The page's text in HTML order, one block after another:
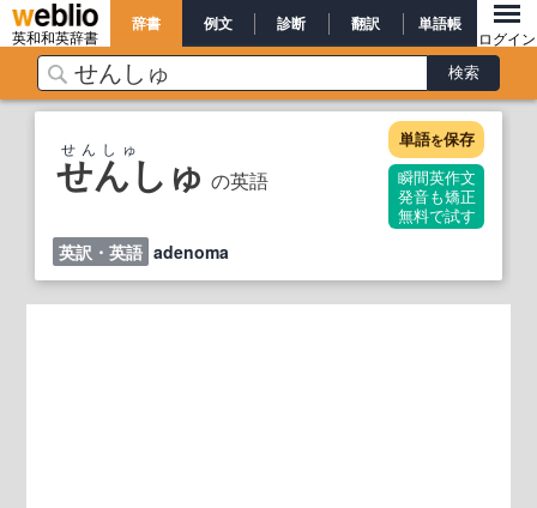
英和和英辞書
辞書 例文 診断 翻訳 単語帳
ログイン
せんしゅ の英語
せんしゅ 単語を保存
瞬間英作文
発音も矯正
無料で試す
英訳・英語 adenoma